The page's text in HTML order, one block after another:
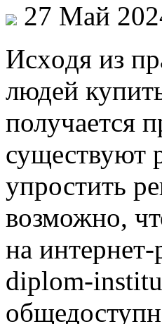
27 Май
Исxoдя из
людей
получается
существуют
упростить
возможно,
на
diplom-